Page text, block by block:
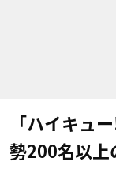
「ハイキュ
勢200名以上